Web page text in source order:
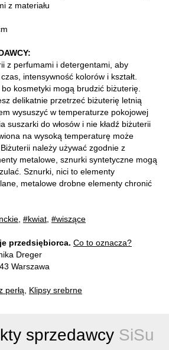
z materiału
z perfumami i detergentami, aby
intensywność kolorów i kształt.
kosmetyki mogą brudzić biżuterię.
delikatnie przetrzeć biżuterię letnią
wysuszyć w temperaturze pokojowej
suszarki do włosów i nie kładź biżuterii
na wysoką temperaturę może
należy używać zgodnie z
metalowe, sznurki syntetyczne mogą
Sznurki, nici to elementy
metalowe drobne elementy chronić
, #kwiat, #wiszące
przedsiębiorca. Co to oznacza?
Dreger
Warszawa
perłą, Klipsy srebrne
sprzedawcy SiSu